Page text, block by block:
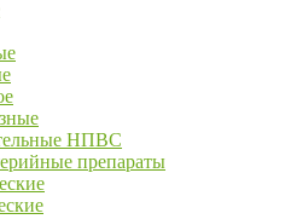
НПВС
препараты